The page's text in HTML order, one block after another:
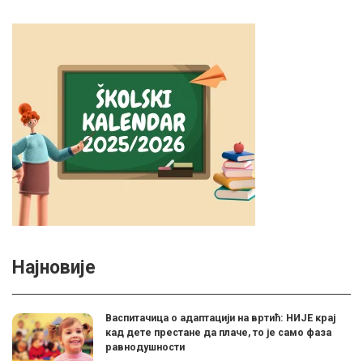
Најновије
Васпитачица о адаптацији на вртић: НИЈЕ крај
кад дете престане да плаче, то је само фаза
равнодушности